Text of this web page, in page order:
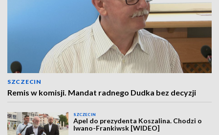
SZCZECIN
Remis w komisji. Mandat radnego Dudka bez decyzji
SZCZECIN
Apel do prezydenta Koszalina. Chodzi o
Iwano-Frankiwsk [WIDEO]